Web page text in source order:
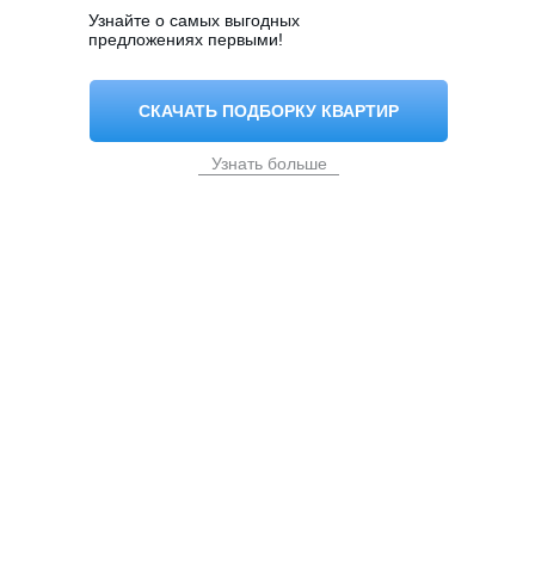
Узнать больше
СКАЧАТЬ ПОДБОРКУ КВАРТИР
Узнайте о самых выгодных
предложениях первыми!